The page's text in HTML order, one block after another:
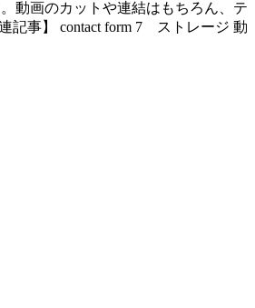
動画のカットや連結はもちろん、テ
記事】 contact form 7 ストレージ 動